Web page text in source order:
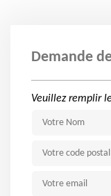
Demande
Veuillez remplir